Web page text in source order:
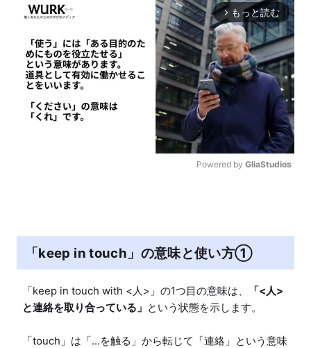
arrow_forward_ios もっと読む
Powered by GliaStudios
「keep in touch」の意味と使い方①
「keep in touch with <人>」の1つ目の意味は、
「<人>
と連絡を取り合っている」 という状態を示します。
「touch」は「...を触る」から転じて「連絡」という意味